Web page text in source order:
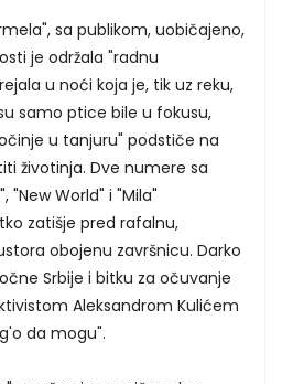
sa publikom, uobičajeno,
je održala "radnu
u noći koja je, tik uz reku,
samo ptice bile u fokusu,
u tanjuru" podstiče na
životinja. Dve numere sa
"New World" i "Mila"
zatišje pred rafalnu,
obojenu završnicu. Darko
Srbije i bitku za očuvanje
Aleksandrom Kulićem
da mogu".